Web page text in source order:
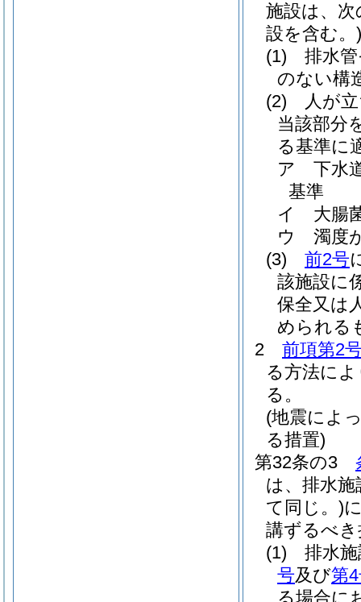
施設は、
設を含む。)
(1)
排水
のない構
(2)
人が
当該部分
る基準に
ア
下水
基準
イ
大腸
ウ
濁度
(3)
前2号
該施設に
保全又は
められる
2
前項第2
る方法に
る。
(地震によ
る措置)
第32条の3
は、排水施
て同じ。)
講ずるべ
(1)
排水
号及び第
る場合に